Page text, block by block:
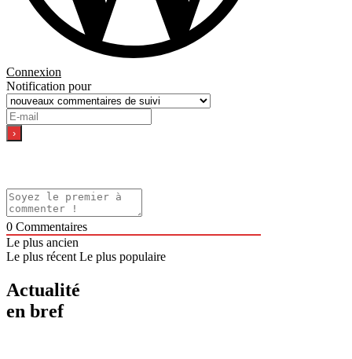
Connexion
Notification pour
0 Commentaires
Le plus ancien
Le plus récent Le plus populaire
Actualité
en bref